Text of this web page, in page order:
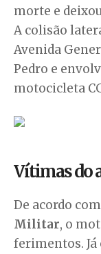
morte e
A colisão
Avenida
Pedro e
motocicleta
Vítimas do
De acordo
Militar, o
ferimentos. Já